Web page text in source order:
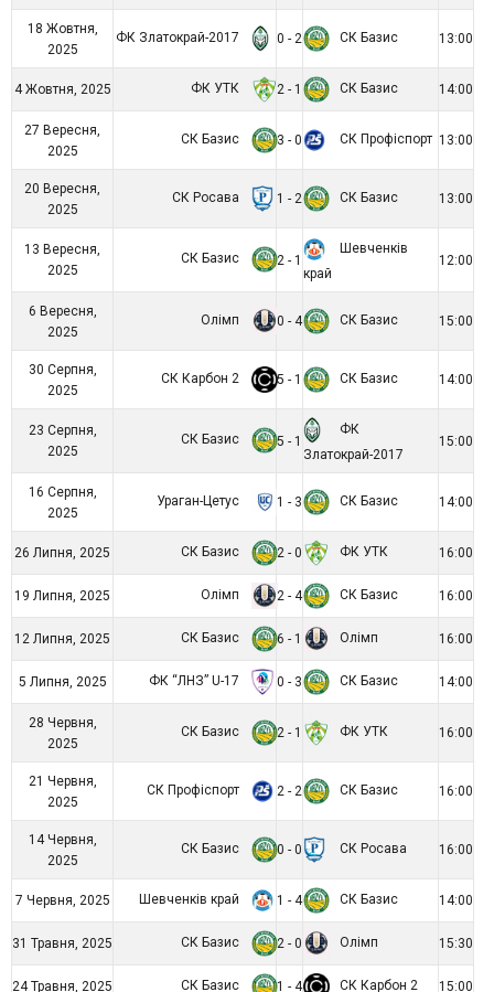
18 Жовтня,
2025
ФК Златокрай-2017 0 - 2 СК Базис 13:00
4 Жовтня, 2025 ФК УТК 2 - 1 СК Базис 14:00
27 Вересня,
2025
СК Базис 3 - 0 СК Профіспорт 13:00
20 Вересня,
2025
СК Росава 1 - 2 СК Базис 13:00
13 Вересня,
2025
СК Базис 2 - 1
Шевченків
край
12:00
6 Вересня,
2025
Олімп 0 - 4 СК Базис 15:00
30 Серпня,
2025
СК Карбон 2 5 - 1 СК Базис 14:00
23 Серпня,
2025
СК Базис 5 - 1
ФК
Златокрай-2017
15:00
16 Серпня,
2025
Ураган-Цетус 1 - 3 СК Базис 14:00
26 Липня, 2025 СК Базис 2 - 0 ФК УТК 16:00
19 Липня, 2025 Олімп 2 - 4 СК Базис 16:00
12 Липня, 2025 СК Базис 6 - 1 Олімп 16:00
5 Липня, 2025 ФК “ЛНЗ” U-17 0 - 3 СК Базис 14:00
28 Червня,
2025
СК Базис 2 - 1 ФК УТК 16:00
21 Червня,
2025
СК Профіспорт 2 - 2 СК Базис 16:00
14 Червня,
2025
СК Базис 0 - 0 СК Росава 16:00
7 Червня, 2025 Шевченків край 1 - 4 СК Базис 14:00
31 Травня, 2025 СК Базис 2 - 0 Олімп 15:30
24 Травня, 2025 СК Базис 1 - 4 СК Карбон 2 15:00